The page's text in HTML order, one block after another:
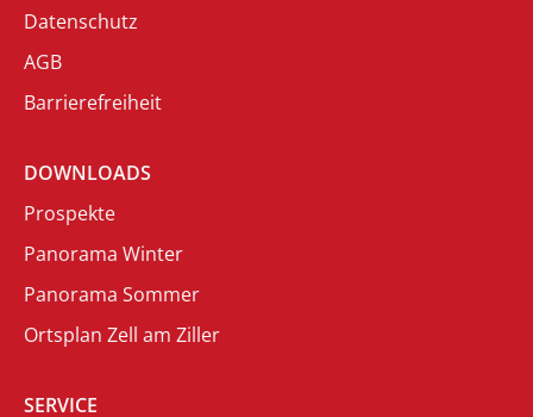
Datenschutz
AGB
Barrierefreiheit
DOWNLOADS
Prospekte
Panorama Winter
Panorama Sommer
Ortsplan Zell am Ziller
SERVICE